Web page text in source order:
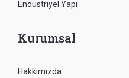
Endüstriyel Yapı
Kurumsal
Hakkımızda